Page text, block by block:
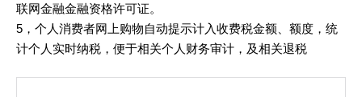
联网金融金融资格许可证。
5，个人消费者网上购物自动提示计入收费税金额、额度，统
计个人实时纳税，便于相关个人财务审计，及相关退税